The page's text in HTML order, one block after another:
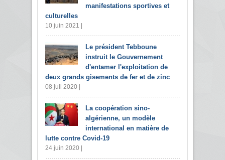
manifestations sportives et
culturelles
10 juin 2021 |
Le président Tebboune
instruit le Gouvernement
d'entamer l'exploitation de
deux grands gisements de fer et de zinc
08 juil 2020 |
La coopération sino-
algérienne, un modèle
international en matière de
lutte contre Covid-19
24 juin 2020 |